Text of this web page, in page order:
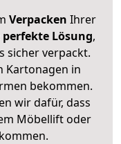
Verpacken Ihrer
perfekte Lösung,
sicher verpackt.
Kartonagen in
bekommen.
wir dafür, dass
Möbellift oder